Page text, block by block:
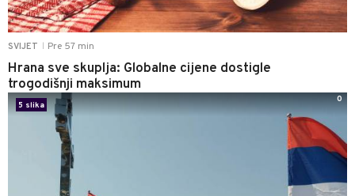
SVIJET Pre 57 min
Hrana sve skuplja: Globalne cijene dostigle
trogodišnji maksimum
5 slika
0